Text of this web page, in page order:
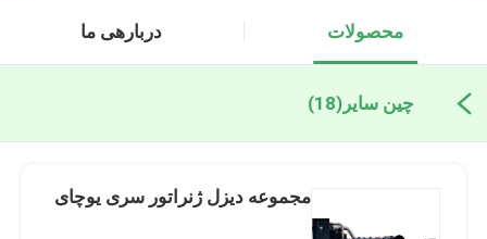
محصولات دربارهی ما
چین سایر (18)
مجموعه دیزل ژنراتور سری یوچای